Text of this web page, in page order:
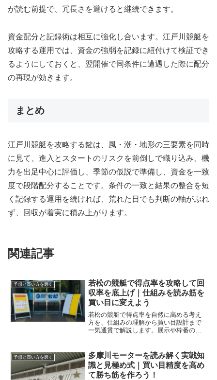
が読む前提で、冗長さを避けると継続できます。
資金配分と記録術は相互に強化し合います。江戸川競艇を
攻略する運用では、資金の強弱を記録に紐付けて検証でき
るようにしておくと、翌開催で同条件に遭遇した際に配分
の再現が効きます。
まとめ
江戸川競艇を攻略する鍵は、風・潮・地形の三要素を同時
に見て、進入とスタートのリスクを前倒しで織り込み、機
力を出足中心に評価し、季節の仮説で準備し、資金を一致
度で段階配分することです。条件の一致と結果の整合を短
く記録する運用を続ければ、荒れた日でも判断の軸がぶれ
ず、回収が着実に積み上がります。
関連記事
予想と買い方を磨く
若松の競艇で得点率を攻略して回
収率を底上げ｜仕組みを読み筋を
買い目に変えよう
若松の競艇で得点率を自然に高める考え
方を、仕組みの理解から買い目設計まで
一気通貫で解説します。展示や枠番の癖
予想と買い方を磨く
多摩川モーターを読み解く実戦知
識と見極め式｜買い目精度を高め
て勝ち筋を作ろう！